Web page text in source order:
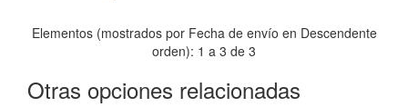
Elementos (mostrados por Fecha de envío en Descendente
orden): 1 a 3 de 3
Otras opciones relacionadas